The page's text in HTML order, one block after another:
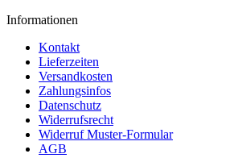
Informationen
Kontakt
Lieferzeiten
Versandkosten
Zahlungsinfos
Datenschutz
Widerrufsrecht
Widerruf Muster-Formular
AGB